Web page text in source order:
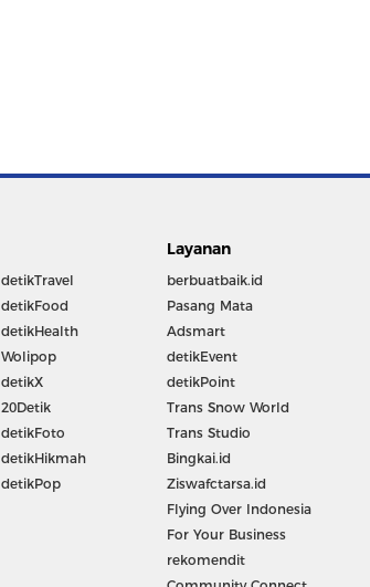
detikTravel
detikFood
detikHealth
Wolipop
detikX
20Detik
detikFoto
detikHikmah
detikPop
Layanan
berbuatbaik.id
Pasang Mata
Adsmart
detikEvent
detikPoint
Trans Snow World
Trans Studio
Bingkai.id
Ziswafctarsa.id
Flying Over Indonesia
For Your Business
rekomendit